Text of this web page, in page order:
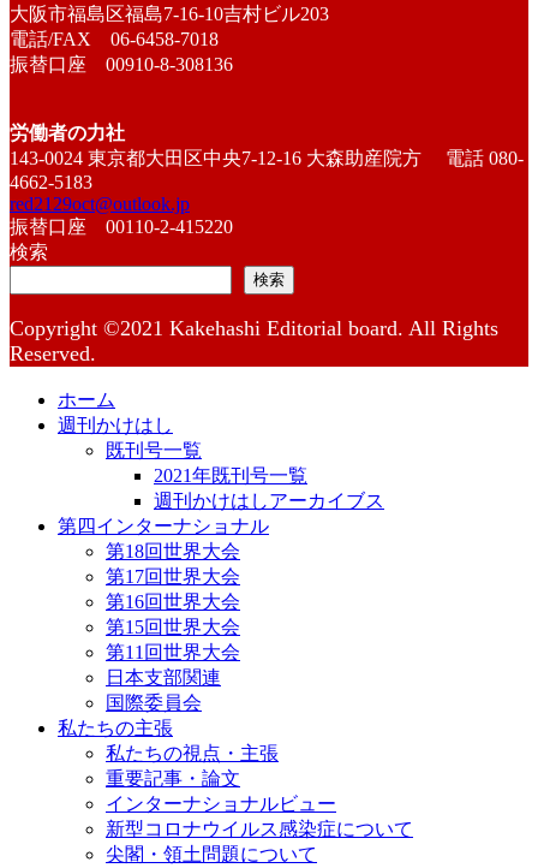
大阪市福島区福島7-16-10吉村ビル203
電話/FAX 06-6458-7018
振替口座 00910-8-308136
労働者の力社
143-0024 東京都大田区中央7-12-16 大森助産院方 電話 080-
4662-5183
red2129oct@outlook.jp
振替口座 00110-2-415220
検索
検索
Copyright ©2021 Kakehashi Editorial board. All Rights
Reserved.
ホーム
週刊かけはし
既刊号一覧
2021年既刊号一覧
週刊かけはしアーカイブス
第四インターナショナル
第18回世界大会
第17回世界大会
第16回世界大会
第15回世界大会
第11回世界大会
日本支部関連
国際委員会
私たちの主張
私たちの視点・主張
重要記事・論文
インターナショナルビュー
新型コロナウイルス感染症について
尖閣・領土問題について